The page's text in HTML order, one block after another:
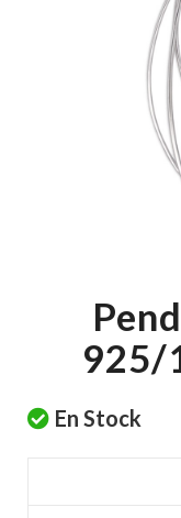
925/
En Stock